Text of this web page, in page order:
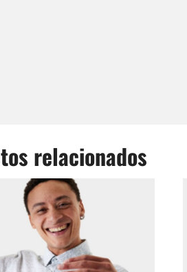
relacionados